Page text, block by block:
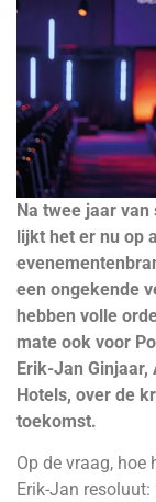
Na twee jaar
lijkt het er nu op
een ongekende
hebben volle
mate ook voor
Erik-Jan Ginjaar,
Hotels, over de
toekomst.
Op de vraag,
Erik-Jan resoluut: